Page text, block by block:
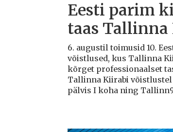
Eesti parim
taas
6. augustil toimusid 10.
võistlused, kus Tallinna
kõrget professionaalset
Tallinna Kiirabi
pälvis I koha ning